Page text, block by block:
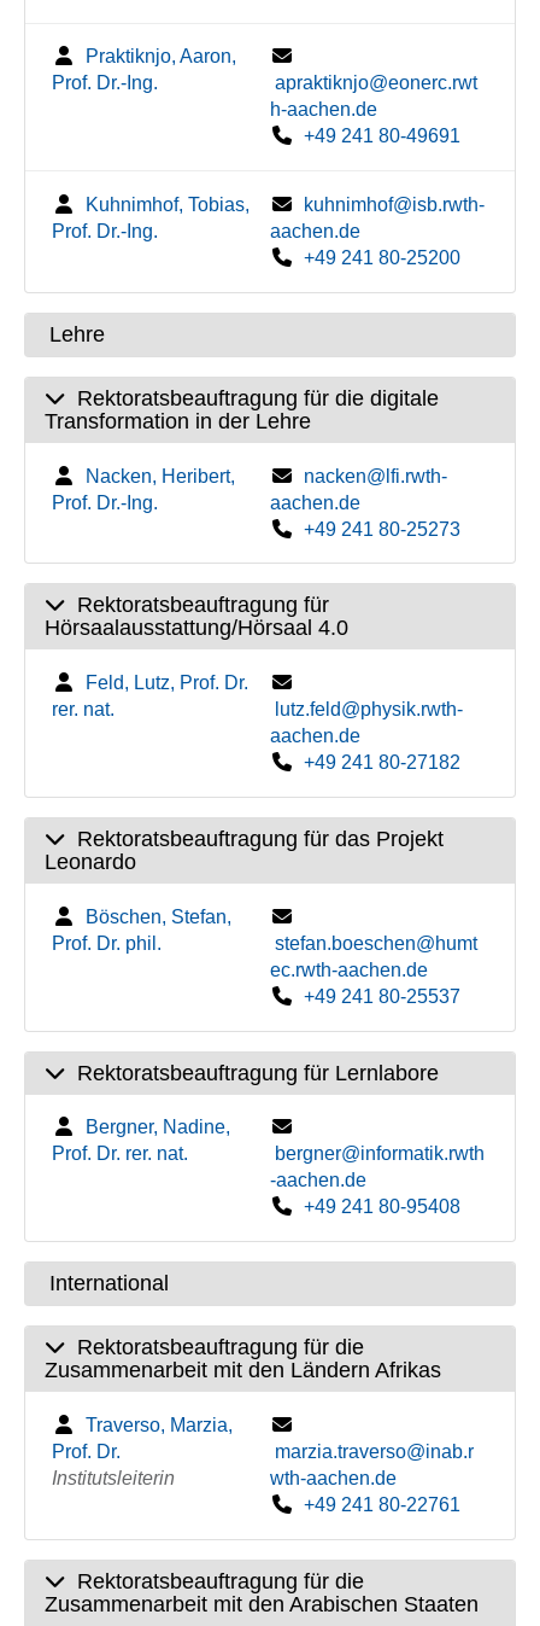
Praktiknjo, Aaron,
Prof. Dr.-Ing.
apraktiknjo@eonerc.rwt
h-aachen.de
+49 241 80-49691
Kuhnimhof, Tobias,
Prof. Dr.-Ing.
kuhnimhof@isb.rwth-
aachen.de
+49 241 80-25200
Lehre
Rektoratsbeauftragung für die digitale
Transformation in der Lehre
Nacken, Heribert,
Prof. Dr.-Ing.
nacken@lfi.rwth-
aachen.de
+49 241 80-25273
Rektoratsbeauftragung für
Hörsaalausstattung/Hörsaal 4.0
Feld, Lutz, Prof. Dr.
rer. nat.
lutz.feld@physik.rwth-
aachen.de
+49 241 80-27182
Rektoratsbeauftragung für das Projekt
Leonardo
Böschen, Stefan,
Prof. Dr. phil.
stefan.boeschen@humt
ec.rwth-aachen.de
+49 241 80-25537
Rektoratsbeauftragung für Lernlabore
Bergner, Nadine,
Prof. Dr. rer. nat.
bergner@informatik.rwth
-aachen.de
+49 241 80-95408
International
Rektoratsbeauftragung für die
Zusammenarbeit mit den Ländern Afrikas
Traverso, Marzia,
Prof. Dr.
Institutsleiterin
marzia.traverso@inab.r
wth-aachen.de
+49 241 80-22761
Rektoratsbeauftragung für die
Zusammenarbeit mit den Arabischen Staaten